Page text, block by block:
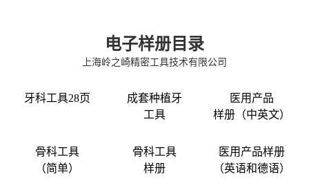
电子样册目录
上海岭之崎精密工具技术有限公司
牙科工具28页
成套种植牙
工具
医用产品
样册（中英文）
骨科工具
（简单）
骨科工具
样册
医用产品样册
（英语和德语）